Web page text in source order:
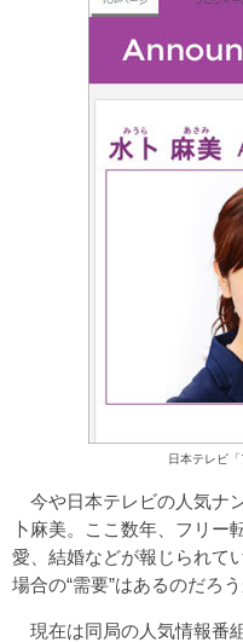
日本テレビ
今や日本テレビの人気ナ
卜麻美。ここ数年、フリ
愛、結婚などが報じられて
場合の“需要”はあるのだろう
現在は同局の人気情報番